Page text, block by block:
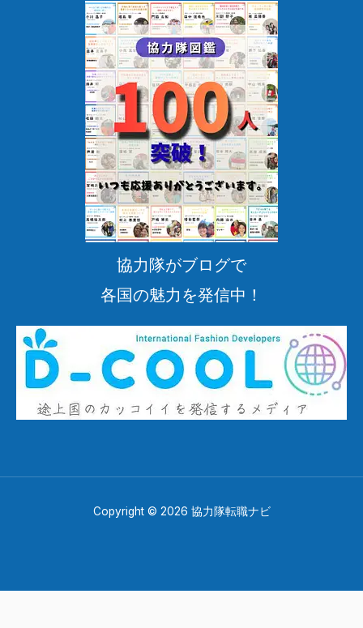
協力隊がブログで
各国の魅力を発信中！
Copyright © 2026 協力隊転職ナビ